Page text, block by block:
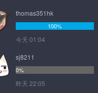
thomas351hk
100%
今天 01:04
sj8211
0%
昨天 22:05